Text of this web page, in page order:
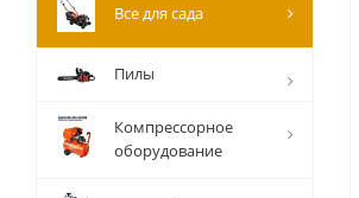
Все для сада
Пилы
Компрессорное
оборудование